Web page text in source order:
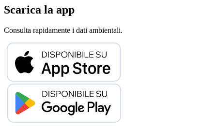
Scarica la app
Consulta rapidamente i dati ambientali.